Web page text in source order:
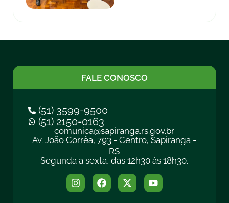
FALE CONOSCO
(51) 3599-9500
(51) 2150-0163
comunica@sapiranga.rs.gov.br
Av. João Corrêa, 793 - Centro, Sapiranga -
RS
Segunda a sexta, das 12h30 às 18h30.